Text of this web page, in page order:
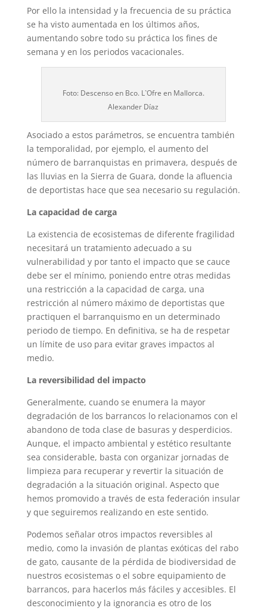
Por ello la intensidad y la frecuencia de su práctica
se ha visto aumentada en los últimos años,
aumentando sobre todo su práctica los fines de
semana y en los periodos vacacionales.
Foto: Descenso en Bco. L`Ofre en Mallorca.
Alexander Díaz
Asociado a estos parámetros, se encuentra también
la temporalidad, por ejemplo, el aumento del
número de barranquistas en primavera, después de
las lluvias en la Sierra de Guara, donde la afluencia
de deportistas hace que sea necesario su regulación.
La capacidad de carga
La existencia de ecosistemas de diferente fragilidad
necesitará un tratamiento adecuado a su
vulnerabilidad y por tanto el impacto que se cauce
debe ser el mínimo, poniendo entre otras medidas
una restricción a la capacidad de carga, una
restricción al número máximo de deportistas que
practiquen el barranquismo en un determinado
periodo de tiempo. En definitiva, se ha de respetar
un límite de uso para evitar graves impactos al
medio.
La reversibilidad del impacto
Generalmente, cuando se enumera la mayor
degradación de los barrancos lo relacionamos con el
abandono de toda clase de basuras y desperdicios.
Aunque, el impacto ambiental y estético resultante
sea considerable, basta con organizar jornadas de
limpieza para recuperar y revertir la situación de
degradación a la situación original. Aspecto que
hemos promovido a través de esta federación insular
y que seguiremos realizando en este sentido.
Podemos señalar otros impactos reversibles al
medio, como la invasión de plantas exóticas del rabo
de gato, causante de la pérdida de biodiversidad de
nuestros ecosistemas o el sobre equipamiento de
barrancos, para hacerlos más fáciles y accesibles. El
desconocimiento y la ignorancia es otro de los